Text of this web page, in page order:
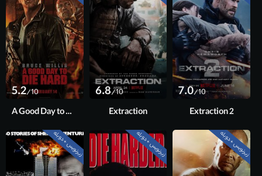
7.0/10
Extraction 2
6.8/10
Extraction
5.2/10
A Good Day to Die Hard
زیرنویس + دوبله زیرنویس + دوبله زیرنویس + دوبله